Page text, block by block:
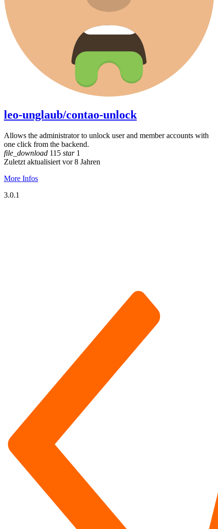
leo-unglaub/contao-unlock
Allows the administrator to unlock user and member accounts with
one click from the backend.
file_download 115 star1
Zuletzt aktualisiert vor 8 Jahren
More Infos
3.0.1